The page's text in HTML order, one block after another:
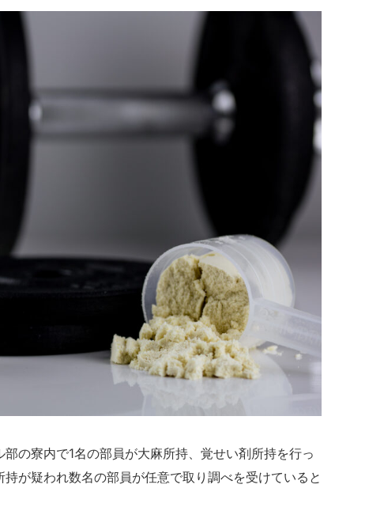
の寮内で1名の部員が大麻所持、覚せい剤所持を行っ
が疑われ数名の部員が任意で取り調べを受けていると